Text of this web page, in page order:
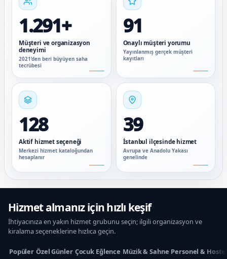
1.291+
Müşteri ve organizasyon
deneyimi
2021’den beri büyüyen saha
tecrübesi
91
Onaylı müşteri yorumu
Yayınlanmış gerçek müşteri
kayıtları
128
Aktif hizmet seçeneği
Merkezi hizmet kataloğundan
hesaplanır
39
İstanbul ilçesinde hizmet
Avrupa ve Anadolu Yakası
genelinde
Hizmet almanız için hızlı keşif
İhtiyacınıza en yakın hizmet grubunu seçin; ilgili organizasyon ve
kiralama seçeneklerine hızlıca geçin.
Popüler Özel Günler Çocuk Eğlence Müzik & Sahne Personel &